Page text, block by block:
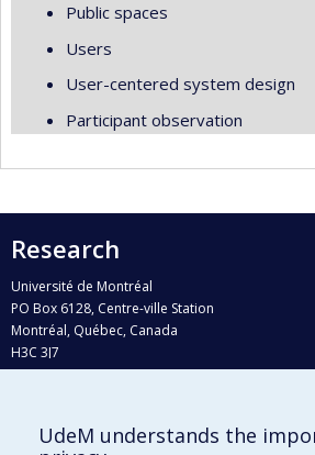
Public spaces
Users
User-centered system design
Participant observation
Research
Université de Montréal
PO Box 6128, Centre-ville Station
Montréal, Québec, Canada
H3C 3J7
UdeM understands the